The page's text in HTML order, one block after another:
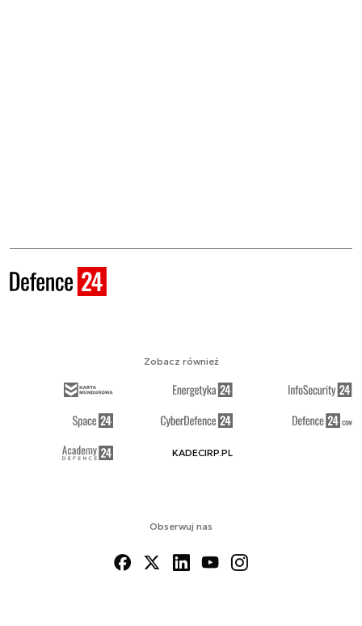
Obserwuj nas
Zobacz również
KADECIRP.PL